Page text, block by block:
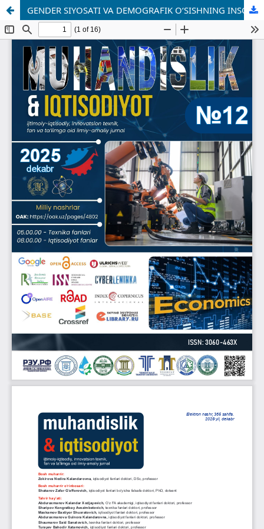
GENDER SIYOSATI VA DEMOGRAFIK O‘SISHNING INSON KAPITALIGA TA’SIRI